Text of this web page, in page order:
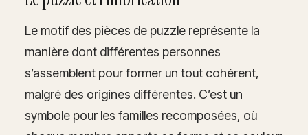
Le motif des pièces de puzzle représente la
manière dont différentes personnes
s’assemblent pour former un tout cohérent,
malgré des origines différentes. C’est un
symbole pour les familles recomposées, où